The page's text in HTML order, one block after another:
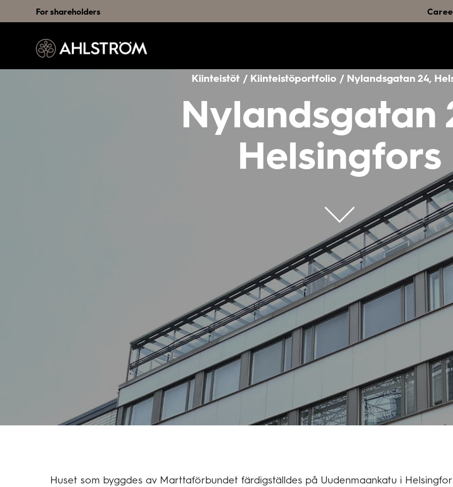
For shareholders
Kiinteistöt / Kiinteistöportfolio / Nylandsgatan 24,
Nylandsgatan
Helsingfors
Huset som byggdes av Marttaförbundet färdigställdes på Uudenmaankatu i